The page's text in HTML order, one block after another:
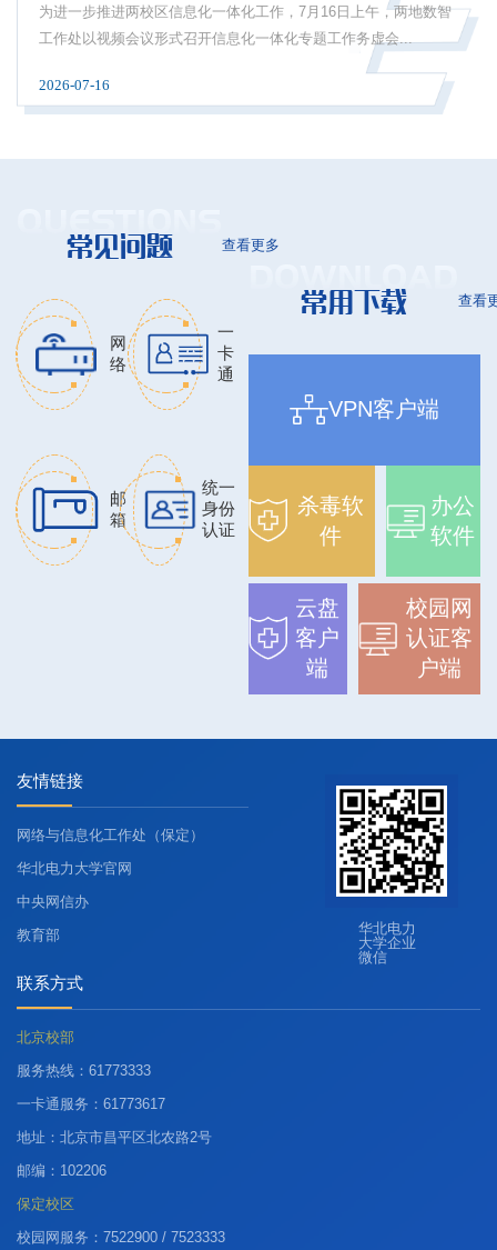
为进一步推进两校区信息化一体化工作，7月16日上午，两地数智
工作处以视频会议形式召开信息化一体化专题工作务虚会...
2026-07-16
常见问题 查看更多
网
络
一
卡
通
邮
箱
统一
身份
认证
常用下载 查看
VPN客户端
杀毒软
件
办公
软件
云盘
客户
端
校园网
认证客
户端
友情链接
网络与信息化工作处（保定）
华北电力大学官网
中央网信办
教育部
联系方式
北京校部
服务热线：61773333
一卡通服务：61773617
地址：北京市昌平区北农路2号
邮编：102206
保定校区
校园网服务：7522900 / 7523333
华北电力
大学企业
微信